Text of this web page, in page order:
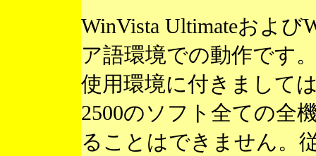
WinVista Ultimateおよ
ア語環境での動作です
使用環境に付きまして
2500のソフト全ての全
ることはできません。